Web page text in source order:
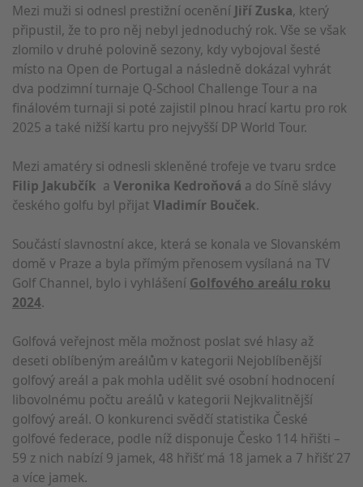
Mezi muži si odnesl prestižní ocenění Jiří Zuska, který
připustil, že to pro něj nebyl jednoduchý rok. Vše se však
zlomilo v druhé polovině sezony, kdy vybojoval šesté
místo na Open de Portugal a následně dokázal vyhrát
dva podzimní turnaje Q-School Challenge Tour a na
finálovém turnaji si poté zajistil plnou hrací kartu pro rok
2025 a také nižší kartu pro nejvyšší DP World Tour.
Mezi amatéry si odnesli skleněné trofeje ve tvaru srdce
Filip Jakubčík a Veronika Kedroňová a do Síně slávy
českého golfu byl přijat Vladimír Bouček.
Součástí slavnostní akce, která se konala ve Slovanském
domě v Praze a byla přímým přenosem vysílaná na TV
Golf Channel, bylo i vyhlášení Golfového areálu roku
2024.
Golfová veřejnost měla možnost poslat své hlasy až
deseti oblíbeným areálům v kategorii Nejoblíbenější
golfový areál a pak mohla udělit své osobní hodnocení
libovolnému počtu areálů v kategorii Nejkvalitnější
golfový areál. O konkurenci svědčí statistika České
golfové federace, podle níž disponuje Česko 114 hřišti –
59 z nich nabízí 9 jamek, 48 hřišť má 18 jamek a 7 hřišť 27
a více jamek.